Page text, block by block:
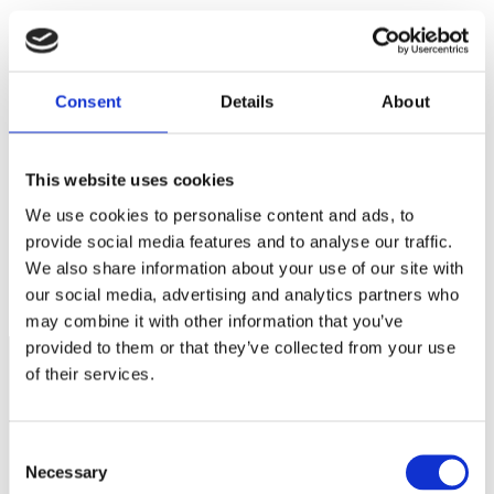
Consent Details About
This website uses cookies
We use cookies to personalise content and ads, to
provide social media features and to analyse our traffic.
We also share information about your use of our site with
our social media, advertising and analytics partners who
may combine it with other information that you’ve
provided to them or that they’ve collected from your use
of their services.
Selection
Necessary
E-postadress
Spara mitt namn, min e-postadress och webbplats i denna
webbläsare till nästa gång jag skriver en kommentar.
FF 17:55 Sommarkickoff i Helsingborg
Högsäsong för skojare – här är fem värstingar